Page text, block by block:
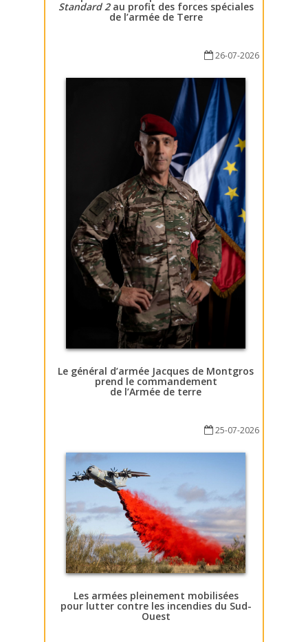
Standard 2au profit des forces spéciales
de l’armée de Terre
26-07-2026
Le général d’armée Jacques de Montgros
prend le commandement
de l’Armée de terre
25-07-2026
Les armées pleinement mobilisées
pour lutter contre les incendies du Sud-
Ouest